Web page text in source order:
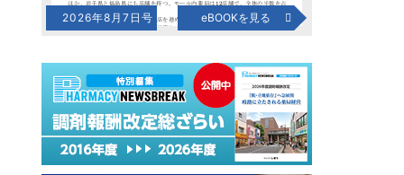
2026年8月7日号 eBOOKを見る